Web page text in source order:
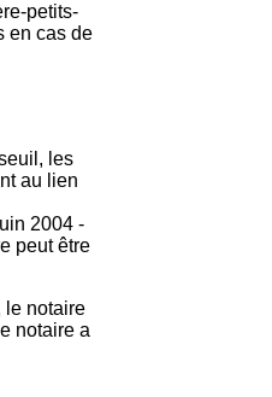
petits-
en cas de
les
au lien
2004 -
peut être
le notaire
notaire a